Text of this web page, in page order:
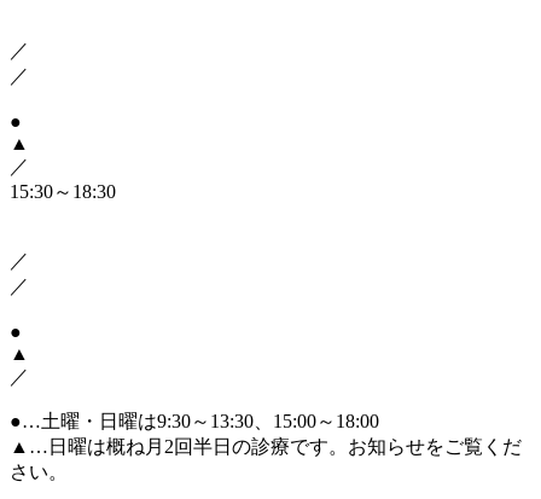
／
／
●
▲
／
15:30～18:30
／
／
●
▲
／
●…土曜・日曜は9:30～13:30、15:00～18:00
▲ …日曜は概ね月2回半日の診療です。お知らせをご覧くだ
さい。